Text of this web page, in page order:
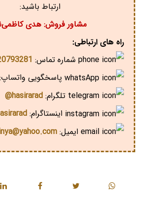
ارتباط باشید:
مشاور فروش: هدی
راه های ارتباطی:
شماره تماس:
پاسخگویی
تلگرام: hasirarad@
اینستاگرام:
ایمیل: